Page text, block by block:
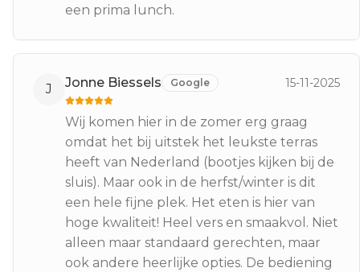
een prima lunch.
J Jonne Biessels Google 15-11-2025
Wij komen hier in de zomer erg graag
omdat het bij uitstek het leukste terras
heeft van Nederland (bootjes kijken bij de
sluis). Maar ook in de herfst/winter is dit
een hele fijne plek. Het eten is hier van
hoge kwaliteit! Heel vers en smaakvol. Niet
alleen maar standaard gerechten, maar
ook andere heerlijke opties. De bediening